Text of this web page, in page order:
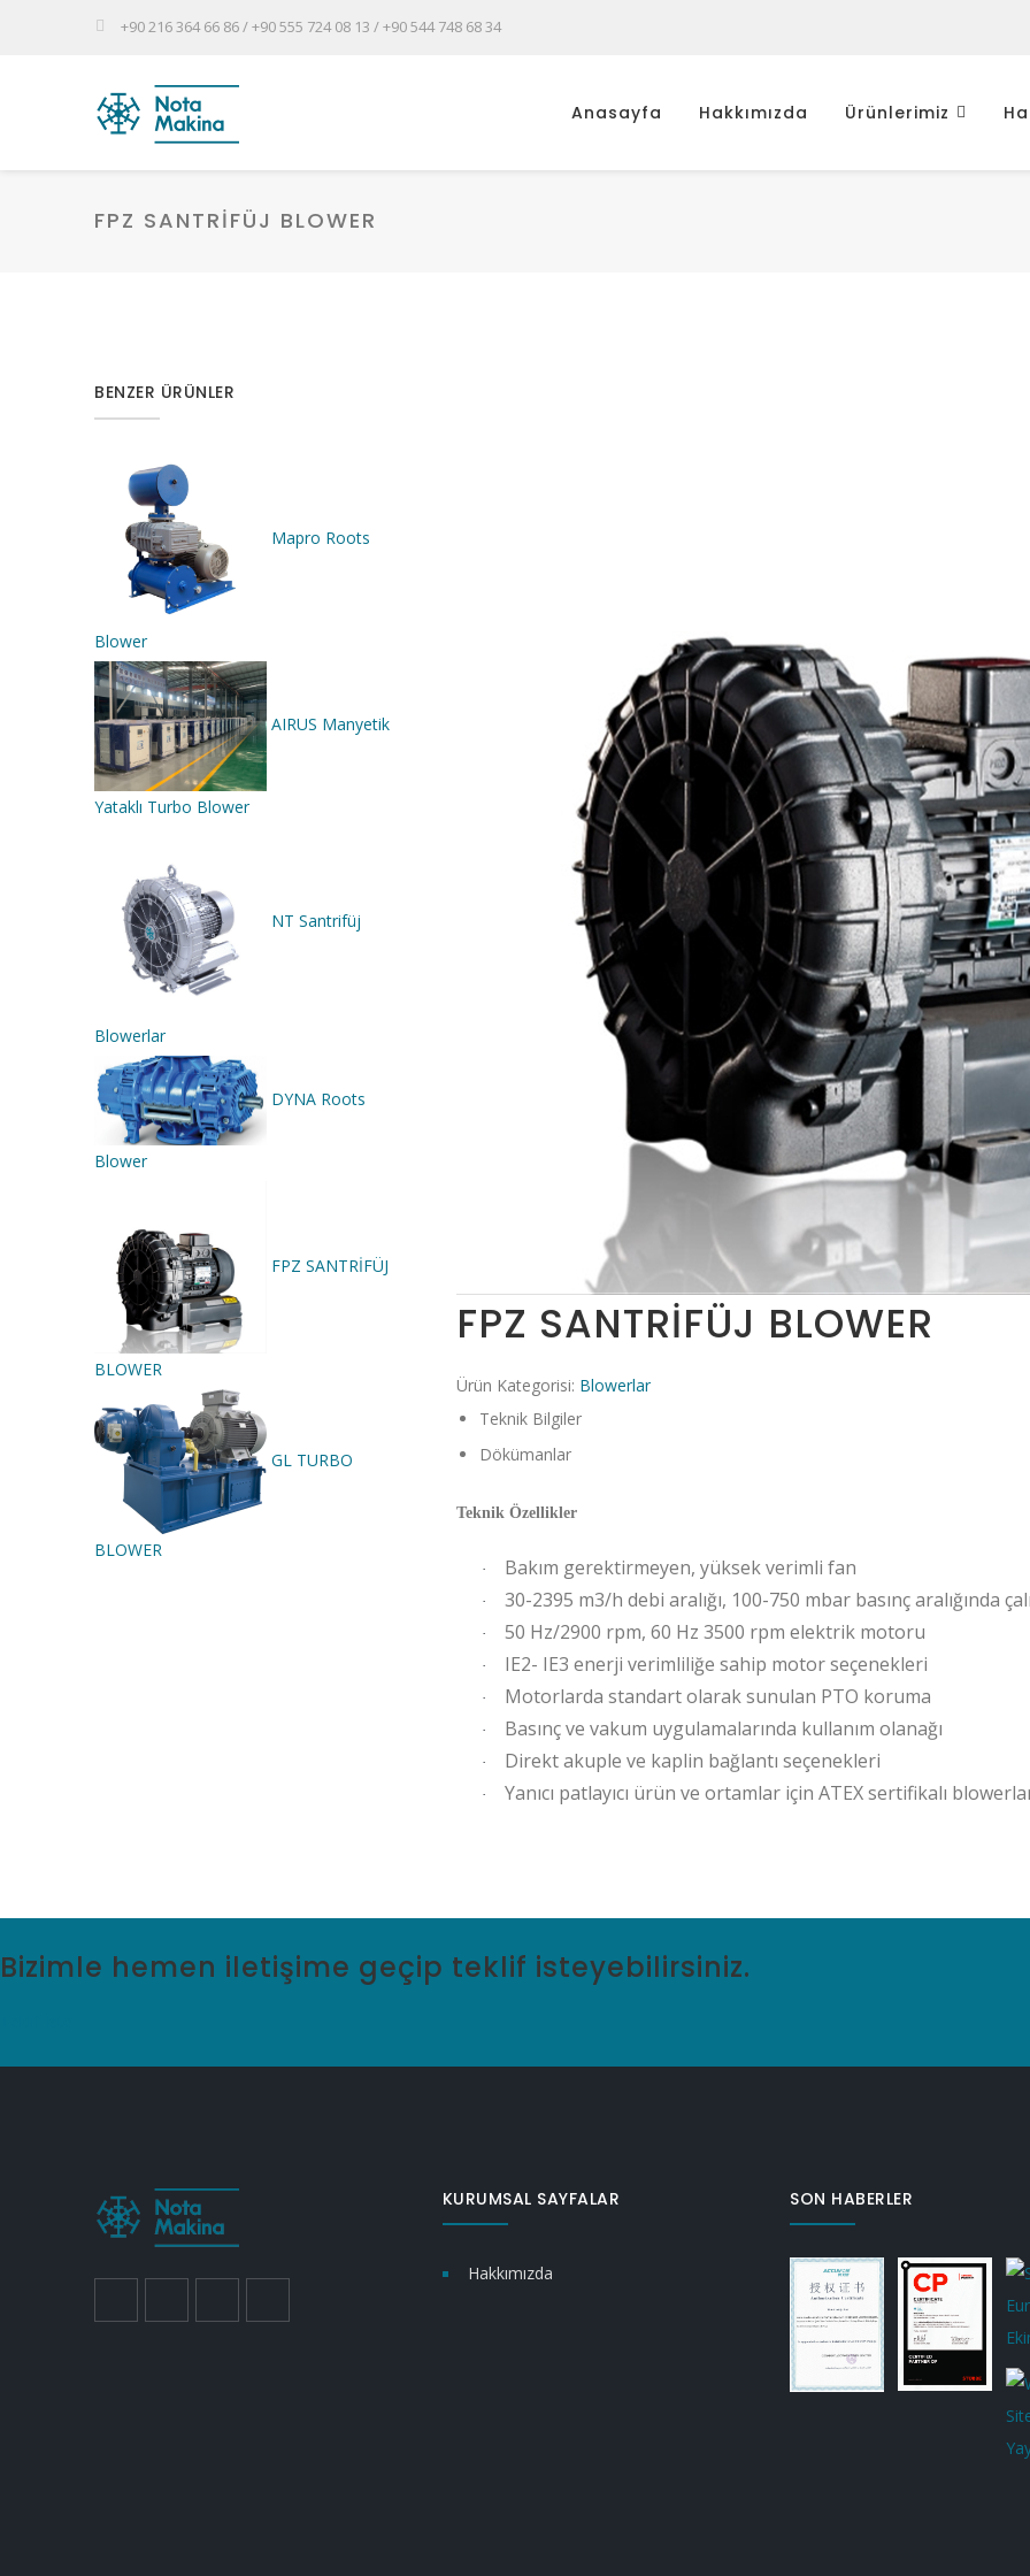
+90 216 364 66 86 / +90 555 724 08 13 / +90 544 748 68 34
Anasayfa Hakkımızda Ürünlerimiz
FPZ SANTRİFÜJ BLOWER
FPZ SANTRİFÜJ BLOWER
Ürün Kategorisi: Blowerlar
Teknik Bilgiler
Dökümanlar
Teknik Özellikler
· Bakım gerektirmeyen, yüksek verimli fan
· 30-2395 m3/h debi aralığı, 100-750 mbar basınç aralığında
· 50 Hz/2900 rpm, 60 Hz 3500 rpm elektrik motoru
· IE2- IE3 enerji verimliliğe sahip motor seçenekleri
· Motorlarda standart olarak sunulan PTO koruma
· Basınç ve vakum uygulamalarında kullanım olanağı
· Direkt akuple ve kaplin bağlantı seçenekleri
· Yanıcı patlayıcı ürün ve ortamlar için ATEX sertifikalı
BENZER ÜRÜNLER
Mapro Roots
Blower
AIRUS Manyetik
Yataklı Turbo Blower
NT Santrifüj
Blowerlar
DYNA Roots
Blower
FPZ SANTRİFÜJ
BLOWER
GL TURBO
BLOWER
Bizimle hemen iletişime geçip teklif isteyebilirsiniz.
KURUMSAL SAYFALAR
Hakkımızda
SON HABERLER